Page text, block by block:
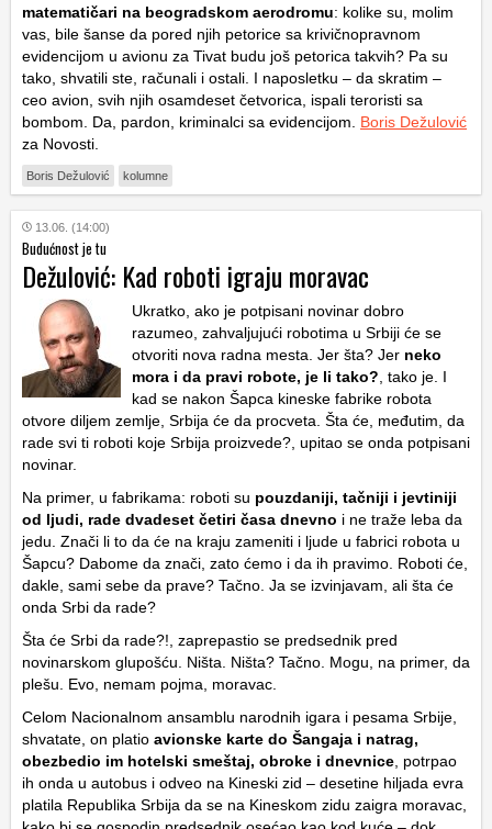
matematičari na beogradskom aerodromu: kolike su, molim
vas, bile šanse da pored njih petorice sa krivičnopravnom
evidencijom u avionu za Tivat budu još petorica takvih? Pa su
tako, shvatili ste, računali i ostali. I naposletku – da skratim –
ceo avion, svih njih osamdeset četvorica, ispali teroristi sa
bombom. Da, pardon, kriminalci sa evidencijom. Boris Dežulović
za Novosti.
Boris Dežulović kolumne
13.06. (14:00)
Budućnost je tu
Dežulović: Kad roboti igraju moravac
Ukratko, ako je potpisani novinar dobro
razumeo, zahvaljujući robotima u Srbiji će se
otvoriti nova radna mesta. Jer šta? Jer neko
mora i da pravi robote, je li tako? , tako je. I
kad se nakon Šapca kineske fabrike robota
otvore diljem zemlje, Srbija će da procveta. Šta će, međutim, da
rade svi ti roboti koje Srbija proizvede?, upitao se onda potpisani
novinar.
Na primer, u fabrikama: roboti su pouzdaniji, tačniji i jevtiniji
od ljudi, rade dvadeset četiri časa dnevno i ne traže leba da
jedu. Znači li to da će na kraju zameniti i ljude u fabrici robota u
Šapcu? Dabome da znači, zato ćemo i da ih pravimo. Roboti će,
dakle, sami sebe da prave? Tačno. Ja se izvinjavam, ali šta će
onda Srbi da rade?
Šta će Srbi da rade?!, zaprepastio se predsednik pred
novinarskom glupošću. Ništa. Ništa? Tačno. Mogu, na primer, da
plešu. Evo, nemam pojma, moravac.
Celom Nacionalnom ansamblu narodnih igara i pesama Srbije,
shvatate, on platio avionske karte do Šangaja i natrag,
obezbedio im hotelski smeštaj, obroke i dnevnice , potrpao
ih onda u autobus i odveo na Kineski zid – desetine hiljada evra
platila Republika Srbija da se na Kineskom zidu zaigra moravac,